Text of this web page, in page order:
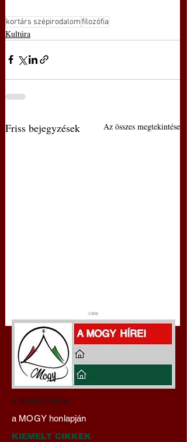
kortárs szépirodalomfilozófia
Kultúra
Friss bejegyzések Az összes megtekintése
Darai Lajos:
Naplóbölcsességeim
(2024)
a Szilaj Csikón
a MOGY honlapján
KIEMELT CIKKEK